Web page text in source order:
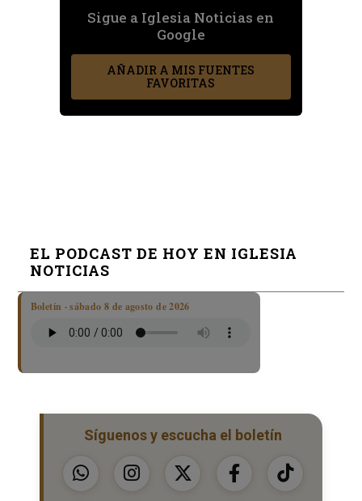
Sigue a Iglesia Noticias en
Google
AÑADIR A MIS FUENTES
FAVORITAS
EL PODCAST DE HOY EN IGLESIA
NOTICIAS
Boletín · sábado 8 de agosto de 2026
Síguenos y escucha el boletín